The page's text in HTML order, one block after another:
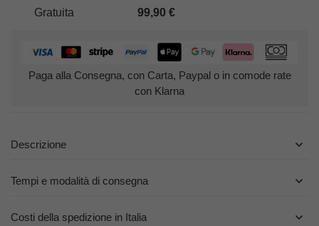
Gratuita
99,90€
Paga alla Consegna, con Carta, Paypal o in comode rate
con Klarna
Descrizione
Tempi e modalità di consegna
Costi della spedizione in Italia